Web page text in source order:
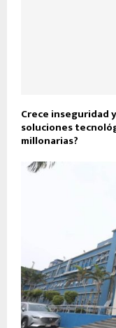
Crece inseguridad
soluciones
millonarias?